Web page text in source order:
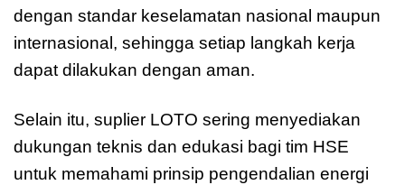
dengan standar keselamatan nasional maupun
internasional, sehingga setiap langkah kerja
dapat dilakukan dengan aman.
Selain itu, suplier LOTO sering menyediakan
dukungan teknis dan edukasi bagi tim HSE
untuk memahami prinsip pengendalian energi